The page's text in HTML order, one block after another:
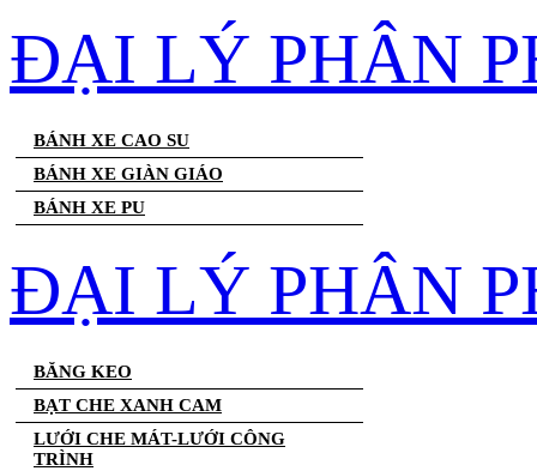
ĐẠI LÝ PHÂN
BÁNH XE CAO SU
BÁNH XE GIÀN GIÁO
BÁNH XE PU
ĐẠI LÝ PHÂN
BĂNG KEO
BẠT CHE XANH CAM
LƯỚI CHE MÁT-LƯỚI CÔNG
TRÌNH